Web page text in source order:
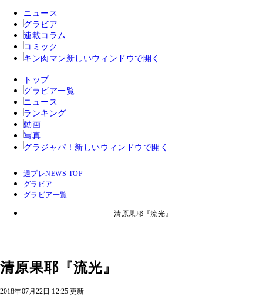
ニュース
グラビア
連載コラム
コミック
キン肉マン 新しいウィンドウで開く
トップ
グラビア一覧
ニュース
ランキング
動画
写真
グラジャパ！ 新しいウィンドウで開く
週プレNEWS TOP
グラビア
グラビア一覧
清原果耶『流光』
清原果耶『流光』
2018年07月22日 12:25 更新